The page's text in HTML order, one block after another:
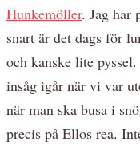
Hunkemöller. Jag har
snart är det dags för
och kanske lite
insåg igår när vi var
när man ska busa i
precis på Ellos rea.